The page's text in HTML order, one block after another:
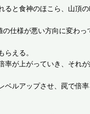
と食神のほこら、山頂
仕様が悪い方向に変わっ
える。
が上がっていき、それ
ルアップさせ、罠で倍